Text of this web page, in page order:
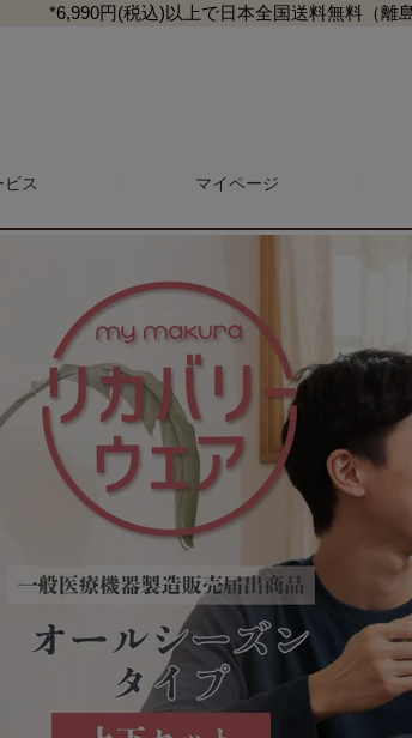
*6,990円(税込)以上で日本全国送料無料（離
マットレス・敷き布団 抱き
ス
ガジン 商品レビュー一覧
マイページ
検索